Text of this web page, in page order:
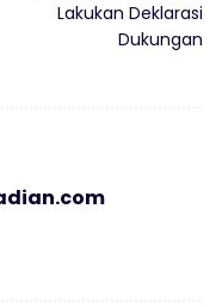
Lakukan Deklarasi
Dukungan